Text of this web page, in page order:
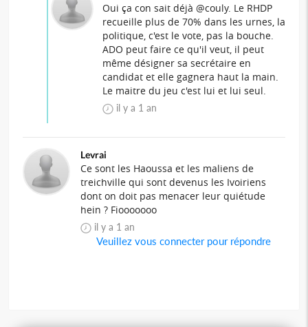
Oui ça con sait déjà @couly. Le RHDP
recueille plus de 70% dans les urnes, la
politique, c'est le vote, pas la bouche.
ADO peut faire ce qu'il veut, il peut
même désigner sa secrétaire en
candidat et elle gagnera haut la main.
Le maitre du jeu c'est lui et lui seul.
il y a 1 an
Levrai
Ce sont les Haoussa et les maliens de
treichville qui sont devenus les Ivoiriens
dont on doit pas menacer leur quiétude
hein ? Fiooooooo
il y a 1 an
Veuillez vous connecter pour répondre